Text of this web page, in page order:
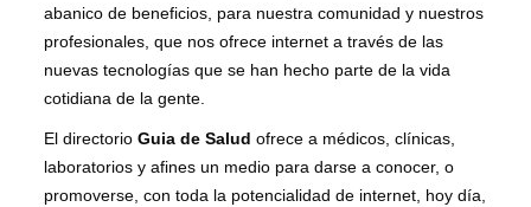
abanico de beneficios, para nuestra comunidad y nuestros
profesionales, que nos ofrece internet a través de las
nuevas tecnologías que se han hecho parte de la vida
cotidiana de la gente.
El directorioGuia de Salud ofrece a médicos, clínicas,
laboratorios y afines un medio para darse a conocer, o
promoverse, con toda la potencialidad de internet, hoy día,